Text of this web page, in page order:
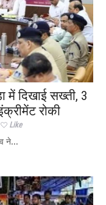
में दिखाई सख्ती, 3
रोकी
Like
ने...